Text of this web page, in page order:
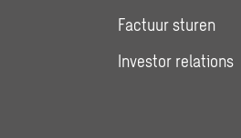
Factuur sturen
Investor relations